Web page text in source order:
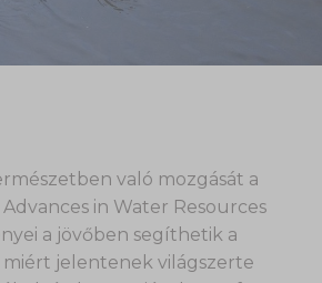
való mozgását a
in Water Resources
a jövőben segíthetik a
jelentenek világszerte